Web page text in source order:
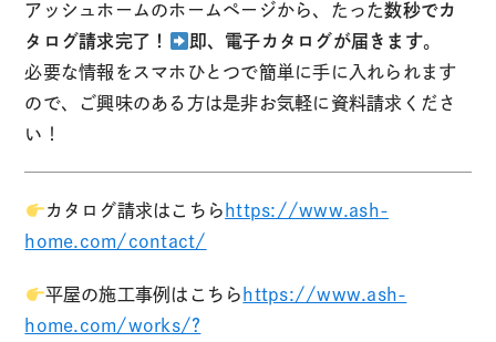
アッシュホームのホームページから、たった数秒でカ
タログ請求完了！
即、電子カタログが届きます。
必要な情報をスマホひとつで簡単に手に入れられます
ので、ご興味のある方は是非お気軽に資料請求くださ
い！
カタログ請求はこちら https://www.ash-
home.com/contact/
平屋の施工事例はこちら https://www.ash-
home.com/works/?